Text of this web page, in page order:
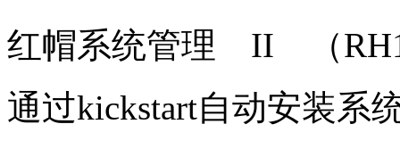
红帽系统管理 II （
通过kickstart自动安装系